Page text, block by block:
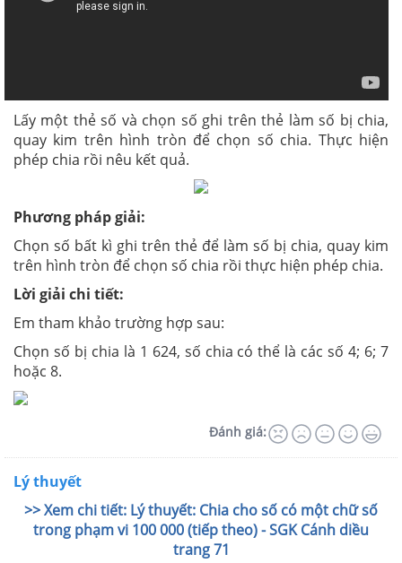
Lấy một thẻ số và chọn số ghi trên thẻ làm số bị chia,
quay kim trên hình tròn để chọn số chia. Thực hiện
phép chia rồi nêu kết quả.
Phương pháp giải:
Chọn số bất kì ghi trên thẻ để làm số bị chia, quay kim
trên hình tròn để chọn số chia rồi thực hiện phép chia.
Lời giải chi tiết:
Em tham khảo trường hợp sau:
Chọn số bị chia là 1 624, số chia có thể là các số 4; 6; 7
hoặc 8.
Đánh giá:
Lý thuyết
>> Xem chi tiết: Lý thuyết: Chia cho số có một chữ số
trong phạm vi 100 000 (tiếp theo) - SGK Cánh diều
trang 71